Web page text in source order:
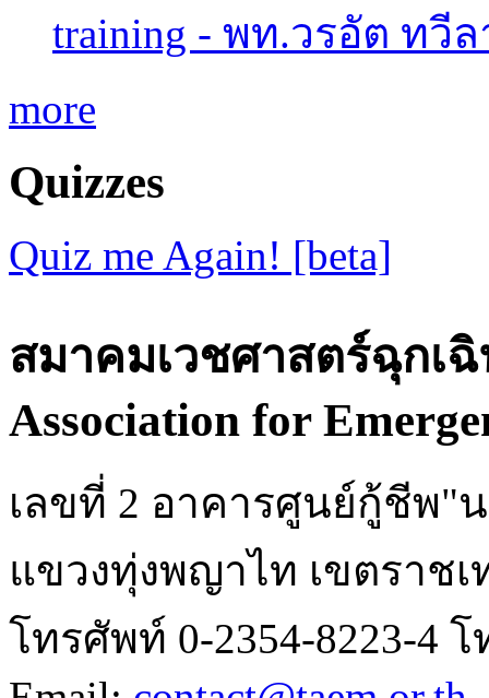
training - พท.วรอัต ทวี
more
Quizzes
Quiz me Again! [beta]
สมาคมเวชศาสตร์ฉุกเ
Association for
เลขที่ 2 อาคารศูนย์กู้ชีพ"
แขวงทุ่งพญาไท เขตราชเ
โทรศัพท์ 0-2354-8223-4 โ